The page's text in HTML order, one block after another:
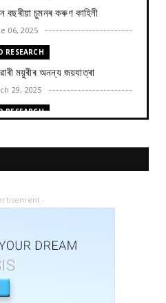
বছৰীয়া চুমনৰ কৰুণ কাহিনী
06, 2025
RESEARCH
ময়ুৰীৰ অনন্য জয়যাত্ৰা
29, 2025
RESEARCH
27, 2025
RESEARCH
04, 2025
গাঁৱৰ পৰা ৰাষ্ট্ৰীয় পৰ্যায়লৈ ময়...
26, 2024
SOCIAL
-